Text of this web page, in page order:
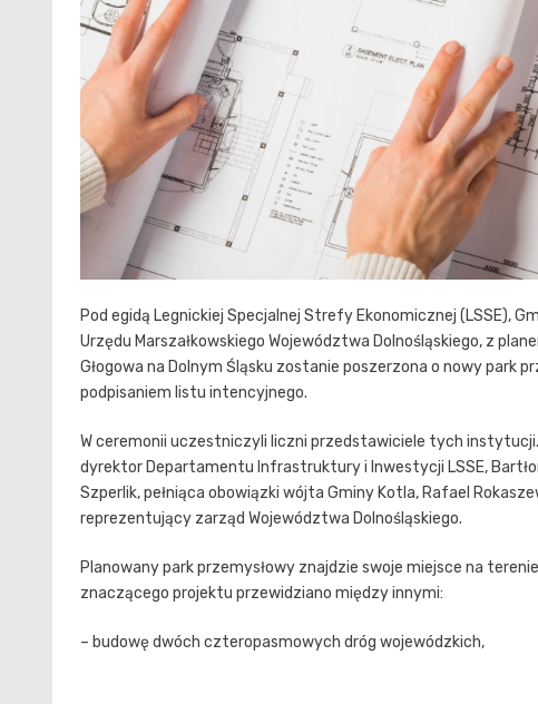
Pod egidą Legnickiej Specjalnej Strefy Ekonomicznej (LSSE),
Urzędu Marszałkowskiego Województwa Dolnośląskiego, z
Głogowa na Dolnym Śląsku zostanie poszerzona o nowy park
podpisaniem listu intencyjnego.
W ceremonii uczestniczyli liczni przedstawiciele tych instytucji.
dyrektor Departamentu Infrastruktury i Inwestycji LSSE,
Szperlik, pełniąca obowiązki wójta Gminy Kotla, Rafael
reprezentujący zarząd Województwa Dolnośląskiego.
Planowany park przemysłowy znajdzie swoje miejsce na
znaczącego projektu przewidziano między innymi:
– budowę dwóch czteropasmowych dróg wojewódzkich,